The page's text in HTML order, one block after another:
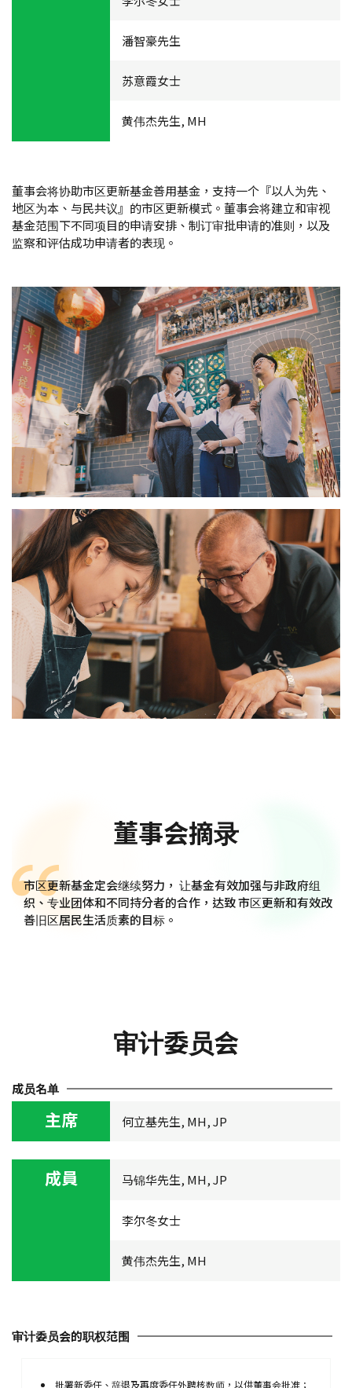
潘智豪先生
苏意霞女士
黄伟杰先生, MH
董事会将协助市区更新基金善用基金，支持一个『以人为先、
地区为本、与民共议』的市区更新模式。董事会将建立和审视
基金范围下不同项目的申请安排、制订审批申请的准则，以及
监察和评估成功申请者的表现。
董事会摘录
市区更新基金定会继续努力， 让基金有效加强与非政府组
织、专业团体和不同持分者的合作，达致 市区更新和有效改
善旧区居民生活质素的目标。
审计委员会
成员名单
主席 何立基先生, MH, JP
成員 马锦华先生, MH, JP
李尔冬女士
黄伟杰先生, MH
审计委员会的职权范围
批署新委任、辞退及再度委任外聘核数师，以供董事会批准；